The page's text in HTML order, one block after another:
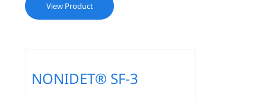
View Product
NONIDET® SF-3